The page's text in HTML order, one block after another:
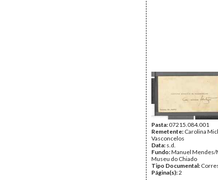
Pasta:07215.084.001
Remetente: Carolina
Vasconcelos
Data: s.d.
Fundo:Manuel Mendes/
Museu do Chiado
Tipo Documental:
Página(s):2